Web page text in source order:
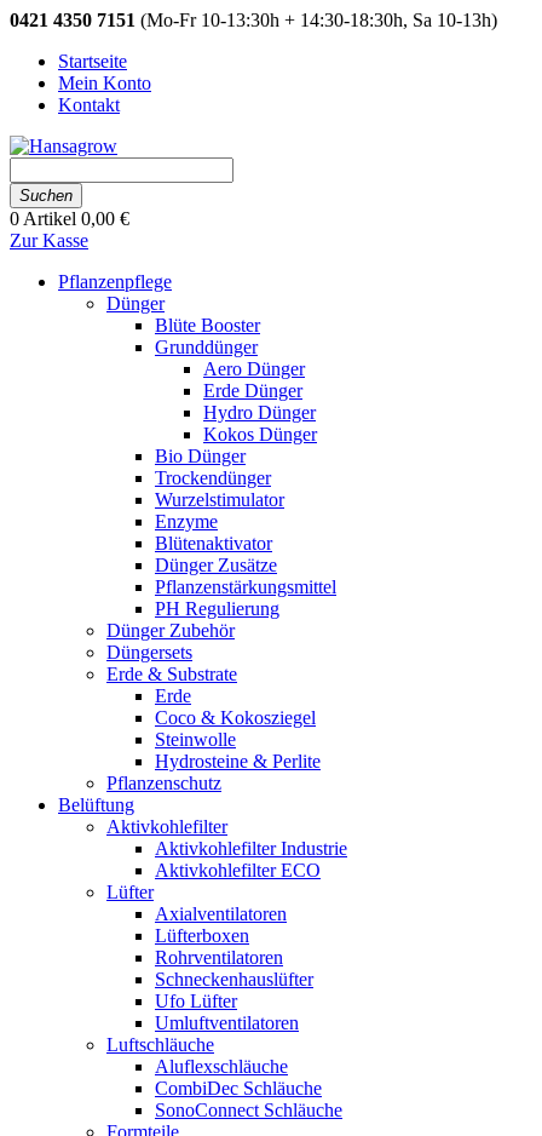
0421 4350 7151 (Mo-Fr 10-13:30h + 14:30-18:30h, Sa 10-13h)
Startseite
Mein Konto
Kontakt
Suchen
0 Artikel 0,00 €
Zur Kasse
Pflanzenpflege
Dünger
Blüte Booster
Grunddünger
Aero Dünger
Erde Dünger
Hydro Dünger
Kokos Dünger
Bio Dünger
Trockendünger
Wurzelstimulator
Enzyme
Blütenaktivator
Dünger Zusätze
Pflanzenstärkungsmittel
PH Regulierung
Dünger Zubehör
Düngersets
Erde & Substrate
Erde
Coco & Kokosziegel
Steinwolle
Hydrosteine & Perlite
Pflanzenschutz
Belüftung
Aktivkohlefilter
Aktivkohlefilter Industrie
Aktivkohlefilter ECO
Lüfter
Axialventilatoren
Lüfterboxen
Rohrventilatoren
Schneckenhauslüfter
Ufo Lüfter
Umluftventilatoren
Luftschläuche
Aluflexschläuche
CombiDec Schläuche
SonoConnect Schläuche
Formteile